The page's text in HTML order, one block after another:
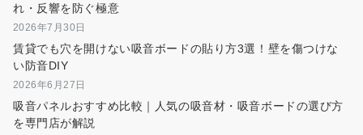
れ・反響を防ぐ極意
2026年7月30日
賃貸でも穴を開けない吸音ボードの貼り方3選！壁を傷つけな
い防音DIY
2026年6月27日
吸音パネルおすすめ比較｜人気の吸音材・吸音ボードの選び方
を専門店が解説